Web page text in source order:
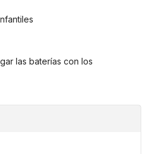
las baterías con los